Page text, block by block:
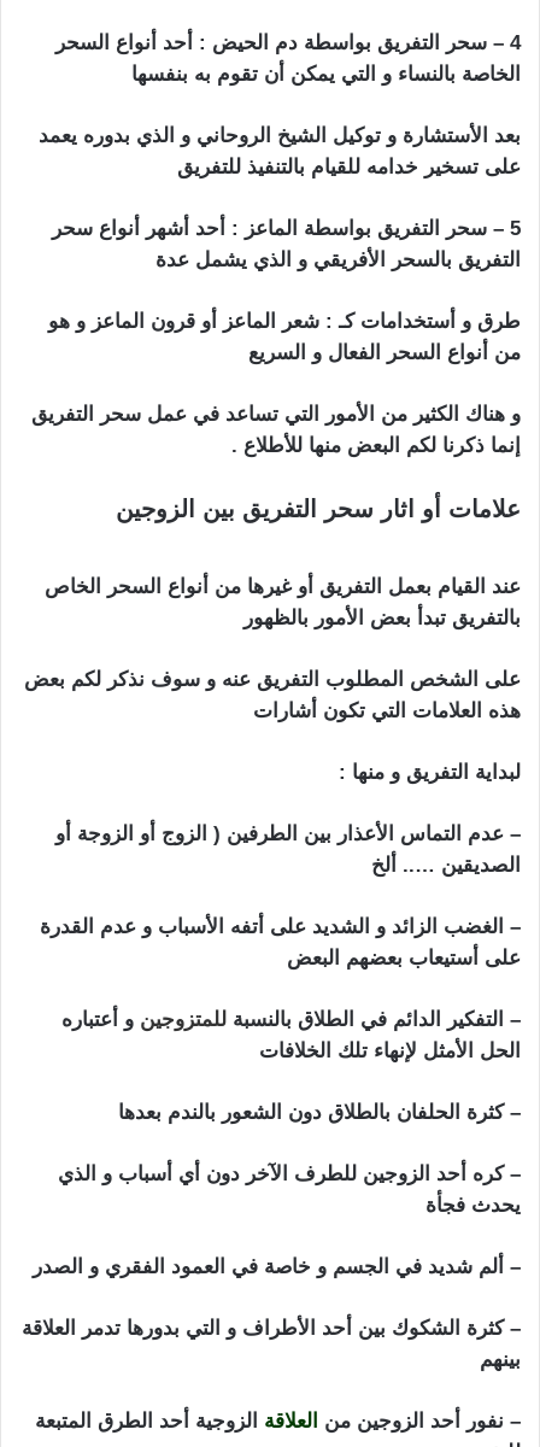
4 – سحر التفريق بواسطة دم الحيض : أحد أنواع السحر
الخاصة بالنساء و التي يمكن أن تقوم به بنفسها
بعد الأستشارة و توكيل الشيخ الروحاني و الذي بدوره يعمد
على تسخير خدامه للقيام بالتنفيذ للتفريق
5 – سحر التفريق بواسطة الماعز : أحد أشهر أنواع سحر
التفريق بالسحر الأفريقي و الذي يشمل عدة
طرق و أستخدامات كـ : شعر الماعز أو قرون الماعز و هو
من أنواع السحر الفعال و السريع
و هناك الكثير من الأمور التي تساعد في عمل سحر التفريق
إنما ذكرنا لكم البعض منها للأطلاع .
علامات أو اثار سحر التفريق بين الزوجين
عند القيام بعمل التفريق أو غيرها من أنواع السحر الخاص
بالتفريق تبدأ بعض الأمور بالظهور
على الشخص المطلوب التفريق عنه و سوف نذكر لكم بعض
هذه العلامات التي تكون أشارات
لبداية التفريق و منها :
– عدم التماس الأعذار بين الطرفين ( الزوج أو الزوجة أو
الصديقين ….. ألخ
– الغضب الزائد و الشديد على أتفه الأسباب و عدم القدرة
على أستيعاب بعضهم البعض
– التفكير الدائم في الطلاق بالنسبة للمتزوجين و أعتباره
الحل الأمثل لإنهاء تلك الخلافات
– كثرة الحلفان بالطلاق دون الشعور بالندم بعدها
– كره أحد الزوجين للطرف الآخر دون أي أسباب و الذي
يحدث فجأة
– ألم شديد في الجسم و خاصة في العمود الفقري و الصدر
– كثرة الشكوك بين أحد الأطراف و التي بدورها تدمر العلاقة
بينهم
– نفور أحد الزوجين من العلاقة الزوجية أحد الطرق المتبعة